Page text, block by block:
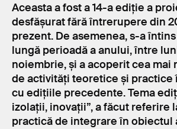
Aceasta a fost a 14-a ediție a
desfășurat fără întrerupere din
prezent. De asemenea, s-a
lungă perioadă a anului, între
noiembrie, și a acoperit cea mai
de activități teoretice și practice
cu edițiile precedente. Tema
izolații, inovații”, a făcut referire
practică de integrare în obiectul